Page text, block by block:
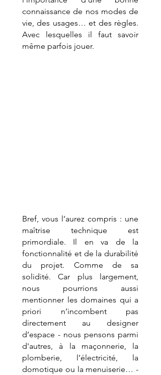
connaissance de nos modes de
vie, des usages… et des règles.
Avec lesquelles il faut savoir
même parfois jouer.
Bref, vous l’aurez compris : une
maîtrise technique est
primordiale. Il en va de la
fonctionnalité et de la durabilité
du projet. Comme de sa
solidité. Car plus largement,
nous pourrions aussi
mentionner les domaines qui a
priori n’incombent pas
directement au designer
d’espace - nous pensons parmi
d'autres, à la maçonnerie, la
plomberie, l’électricité, la
domotique ou la menuiserie… -